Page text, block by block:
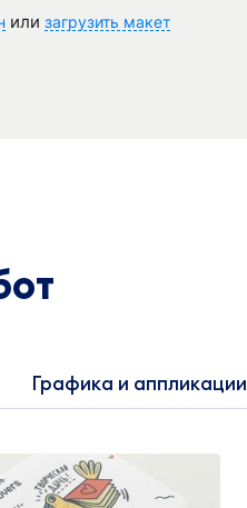
или загрузить макет
Графика и аппликации